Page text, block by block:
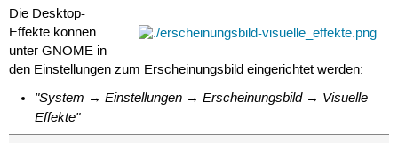
Die Desktop-
Effekte können
unter GNOME in
den Einstellungen zum Erscheinungsbild eingerichtet werden:
"System → Einstellungen → Erscheinungsbild → Visuelle
Effekte"